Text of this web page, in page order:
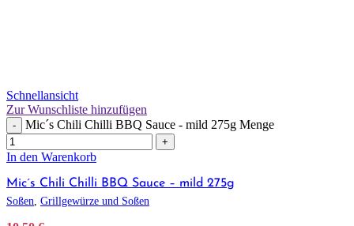
Schnellansicht
Zur Wunschliste hinzufügen
- Mic´s Chili Chilli BBQ Sauce - mild 275g Menge
+
In den Warenkorb
Mic´s Chili Chilli BBQ Sauce – mild 275g
Soßen Grillgewürze und Soßen